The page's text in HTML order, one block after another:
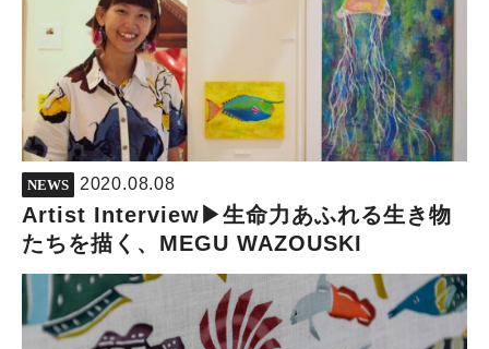
NEWS 2020.08.08
Artist Interview▶︎生命力あふれる生き物
たちを描く、MEGU WAZOUSKI